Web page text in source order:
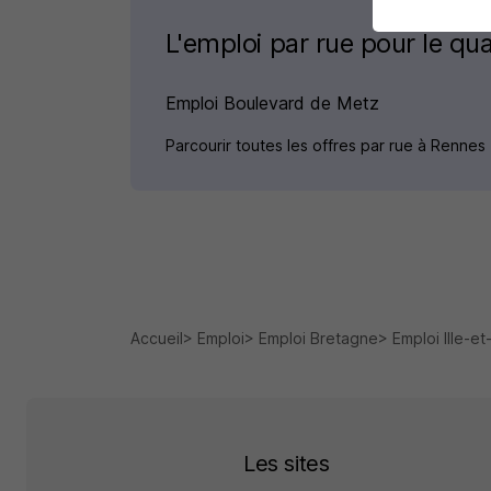
L'emploi par rue pour le
Emploi Boulevard de Metz
Parcourir toutes les offres par rue à Rennes
Accueil Emploi Emploi Bretagne Emploi Ille-
Les sites